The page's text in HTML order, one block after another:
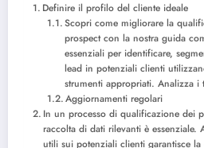
Definire il profilo del cliente ideale
Scopri come migliorare la
prospect con la nostra guida
essenziali per identificare,
lead in potenziali clienti
strumenti appropriati. Analizza i
Aggiornamenti regolari
In un processo di qualificazione dei
raccolta di dati rilevanti è essenziale.
utili sui potenziali clienti garantisce la